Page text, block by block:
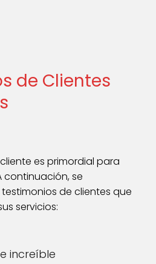
de Clientes
es primordial para
continuación, se
de clientes que
servicios:
increíble